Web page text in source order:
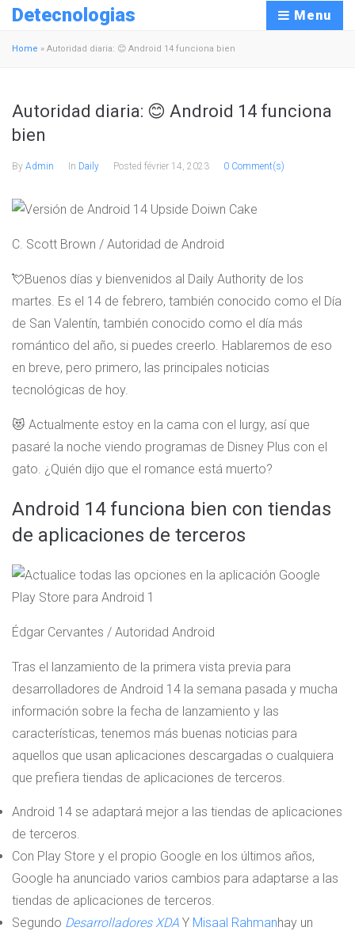
Detecnologias Menu
Home » Autoridad diaria: 😊 Android 14 funciona bien
Autoridad diaria: 😊 Android 14 funciona
bien
By Admin In Daily Posted février 14, 2023 0 Comment(s)
C. Scott Brown / Autoridad de Android
💘Buenos días y bienvenidos al Daily Authority de los
martes. Es el 14 de febrero, también conocido como el Día
de San Valentín, también conocido como el día más
romántico del año, si puedes creerlo. Hablaremos de eso
en breve, pero primero, las principales noticias
tecnológicas de hoy.
😻 Actualmente estoy en la cama con el lurgy, así que
pasaré la noche viendo programas de Disney Plus con el
gato. ¿Quién dijo que el romance está muerto?
Android 14 funciona bien con tiendas
de aplicaciones de terceros
Édgar Cervantes / Autoridad Android
Tras el lanzamiento de la primera vista previa para
desarrolladores de Android 14 la semana pasada y mucha
información sobre la fecha de lanzamiento y las
características, tenemos más buenas noticias para
aquellos que usan aplicaciones descargadas o cualquiera
que prefiera tiendas de aplicaciones de terceros.
Android 14 se adaptará mejor a las tiendas de aplicaciones
de terceros.
Con Play Store y el propio Google en los últimos años,
Google ha anunciado varios cambios para adaptarse a las
tiendas de aplicaciones de terceros.
Segundo Desarrolladores XDA Y Misaal Rahmanhay un